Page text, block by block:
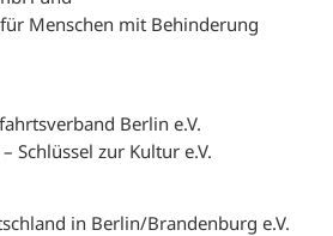
Menschen mit Behinderung
Berlin e.V.
Schlüssel zur Kultur e.V.
in Berlin/Brandenburg e.V.